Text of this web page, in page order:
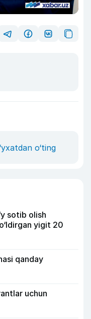
o‘ting
sotib olish
yigit 20
qanday
uchun